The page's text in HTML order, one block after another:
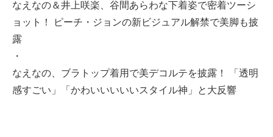
なえなの＆井上咲楽、谷間あらわな下着姿で密着ツーシ
ョット！ ピーチ・ジョンの新ビジュアル解禁で美脚も披
露
・
なえなの、ブラトップ着用で美デコルテを披露！ 「透明
感すごい」「かわいいいいいスタイル神」と大反響